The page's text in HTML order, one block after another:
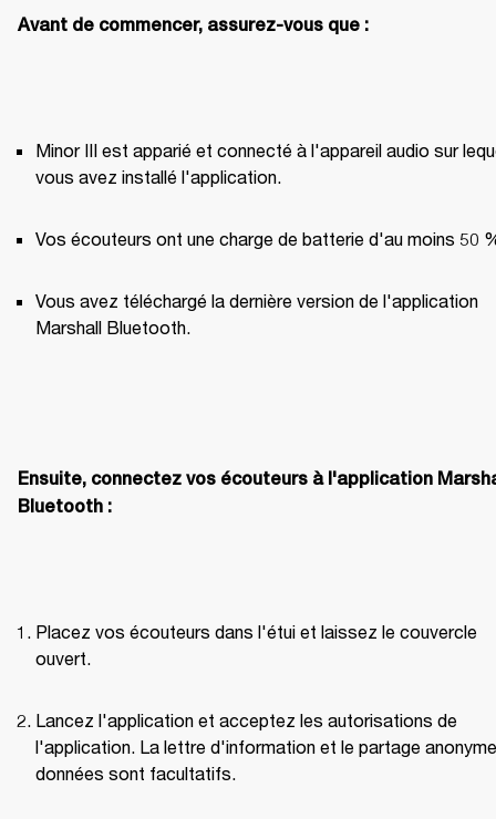
Avant de commencer, assurez-vous que :
Minor III est apparié et connecté à l'appareil audio sur
vous avez installé l'application.
Vos écouteurs ont une charge de batterie d'au moins 50
Vous avez téléchargé la dernière version de l'application
Marshall Bluetooth.
Ensuite, connectez vos écouteurs à l'application
Bluetooth :
Placez vos écouteurs dans l'étui et laissez le couvercle
ouvert.
Lancez l'application et acceptez les autorisations de
l'application. La lettre d'information et le partage
données sont facultatifs.